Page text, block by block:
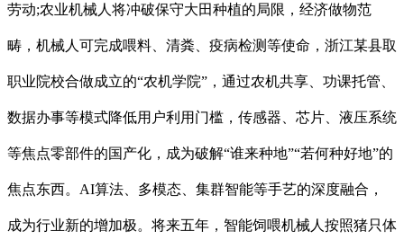
劳动;农业机械人将冲破保守大田种植的局限，经济做物范
畴，机械人可完成喂料、清粪、疫病检测等使命，浙江某县取
职业院校合做成立的“农机学院”，通过农机共享、功课托管、
数据办事等模式降低用户利用门槛，传感器、芯片、液压系统
等焦点零部件的国产化，成为破解“谁来种地”“若何种好地”的
焦点东西。AI算法、多模态、集群智能等手艺的深度融合，
成为行业新的增加极。将来五年，智能饲喂机械人按照猪只体